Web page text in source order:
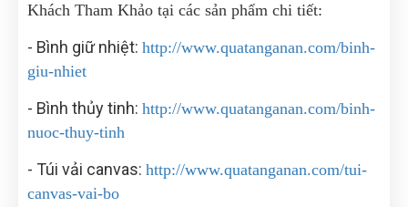
Khách Tham Khảo tại các sản phẩm chi tiết:
- Bình giữ nhiệt: http://www.quatanganan.com/binh-
giu-nhiet
- Bình thủy tinh: http://www.quatanganan.com/binh-
nuoc-thuy-tinh
- Túi vải canvas: http://www.quatanganan.com/tui-
canvas-vai-bo